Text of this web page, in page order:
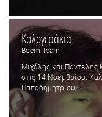
Καλογεράκια
Boem Team
Μιχάλης και
στις 14 Νοεμβρίου.
Παπαδημητρίου...